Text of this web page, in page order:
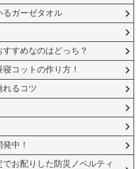
るガーゼタオル
すめなのはどっち？
コットの作り方！
れるコツ
中！
お配りした防災ノベルティ